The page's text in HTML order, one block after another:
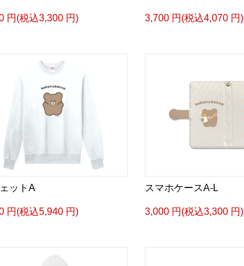
円(税込3,300 円) 3,700 円(税込4,070 円)
ットA
円(税込5,940 円)
スマホケースA-L
3,000 円(税込3,300 円)